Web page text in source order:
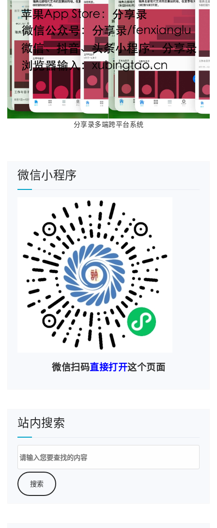
接着点“Create new…”然后填写“New Key Store”
信息，可以随便填，但要记住Alias、Password：
后点“Next”会提示选“Build Variants”和“Signature
Versions”，这里根据实际情况选吧：
上面点“Finish”后，过一会会在app目录下生成对应
的版本目录：
分享录多端跨平台系统
微信小程序
微信扫码直接打开这个页面
站内搜索
索：